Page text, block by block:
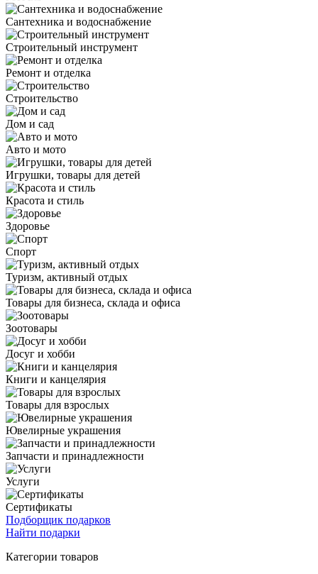
Сантехника и водоснабжение
Строительный инструмент
Ремонт и отделка
Строительство
Дом и сад
Авто и мото
Игрушки, товары для детей
Красота и стиль
Здоровье
Спорт
Туризм, активный отдых
Товары для бизнеса, склада и офиса
Зоотовары
Досуг и хобби
Книги и канцелярия
Товары для взрослых
Ювелирные украшения
Запчасти и принадлежности
Услуги
Сертификаты
Подборщик подарков
Найти подарки
Категории товаров